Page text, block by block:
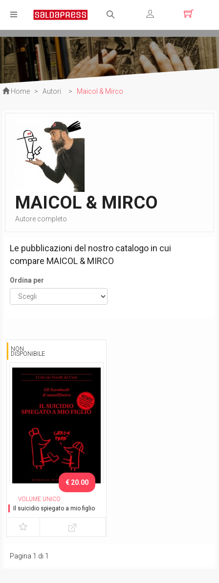
Registrati
Login
Home > Autori > Maicol & Mirco
MAICOL & MIRCO
Autore completo
Le pubblicazioni del nostro catalogo in cui
compare MAICOL & MIRCO
Ordina per
NON
DISPONIBILE
VOLUME UNICO
Il suicidio spiegato a mio figlio
€ 20.00
Pagina 1 di 1